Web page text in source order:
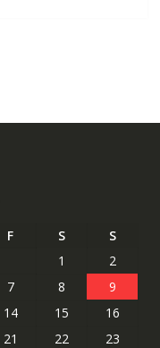
F S
S
1
2
7 8
9
14 15
16
21 22
23